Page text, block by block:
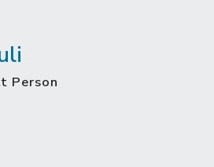
Person